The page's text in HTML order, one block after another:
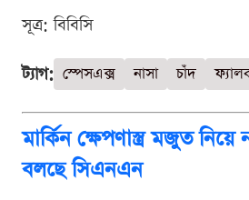
সূত্র: বিবিসি
ট্যাগ: স্পেসএক্স নাসা চাঁদ
মার্কিন ক্ষেপণাস্ত্র মজুত
বলছে সিএনএন